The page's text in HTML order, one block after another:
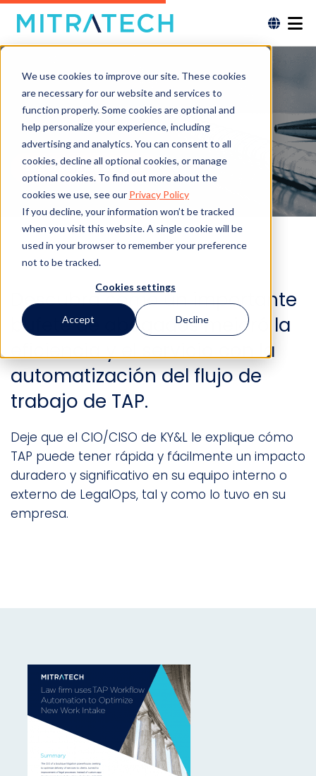
We use cookies to improve our site. These cookies
are necessary for our website and services to
function properly. Some cookies are optional and
help personalize your experience, including
advertising and analytics. You can consent to all
cookies, decline all optional cookies, or manage
optional cookies. To find out more about the
cookies we use, see our Privacy Policy
If you decline, your information won’t be tracked
when you visit this website. A single cookie will be
used in your browser to remember your preference
not to be tracked.
Cookies settings
Accept Decline
Lea el estudio de caso
Descubra cómo un importante
bufete de abogados mejoró la
eficiencia y el servicio con la
automatización del flujo de
trabajo de TAP.
Deje que el CIO/CISO de KY&L le explique cómo
TAP puede tener rápida y fácilmente un impacto
duradero y significativo en su equipo interno o
externo de LegalOps, tal y como lo tuvo en su
empresa.